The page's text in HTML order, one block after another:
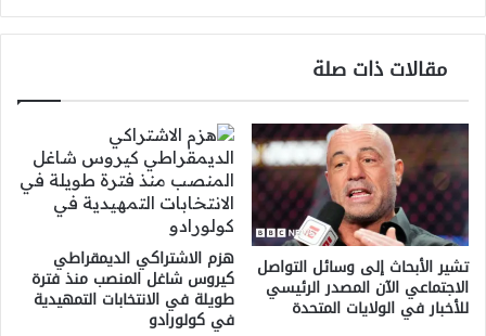
مقالات ذات صلة
هزم الاشتراكي الديمقراطي
كيروس شاغل المنصب منذ فترة
طويلة في الانتخابات التمهيدية
في كولورادو
تشير الأبحاث إلى وسائل التواصل
الاجتماعي الآن المصدر الرئيسي
للأخبار في الولايات المتحدة